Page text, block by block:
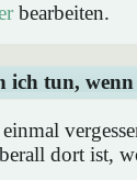
bearbeiten.
ich tun, wenn
dort ist,